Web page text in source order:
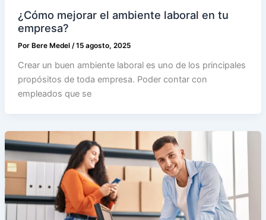
¿Cómo mejorar el ambiente laboral en tu
empresa?
Por Bere Medel /15 agosto, 2025
Crear un buen ambiente laboral es uno de los principales
propósitos de toda empresa. Poder contar con
empleados que se